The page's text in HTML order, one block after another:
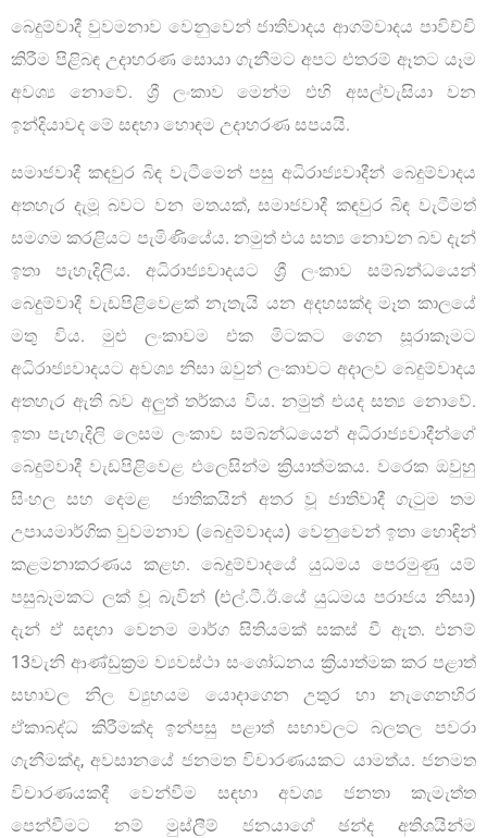
බෙදුම්වාදී වුවමනාව වෙනුවෙන් ජාතිවාදය ආගම්වාදය පාවිච්චි
කිරීම පිළිබඳ උදාහරණ සොයා ගැනීමට අපට එතරම් ඈතට යෑම
අවශ්‍ය නොවේ. ශ්‍රී ලංකාව මෙන්ම එහි අසල්වැසියා වන
ඉන්දියාවද මේ සඳහා හොඳම උදාහරණ සපයයි.
සමාජවාදී කඳවුර බිඳ වැටීමෙන් පසු අධිරාජ්‍යවාදීන් බෙදුම්වාදය
අතහැර දැමූ බවට වන මතයක්, සමාජවාදී කඳවුර බිඳ වැටීමත්
සමගම කරළියට පැමිණියේය. නමුත් එය සත්‍ය නොවන බව දැන්
ඉතා පැහැදිලිය. අධිරාජ්‍යවාදයට ශ්‍රී ලංකාව සම්බන්ධයෙන්
බෙදුම්වාදී වැඩපිළිවෙළක් නැතැයි යන අදහසක්ද මෑත කාලයේ
මතු විය. මුළු ලංකාවම එක මිටකට ගෙන සූරාකෑමට
අධිරාජ්‍යවාදයට අවශ්‍ය නිසා ඔවුන් ලංකාවට අදාලව බෙදුම්වාදය
අතහැර ඇති බව අලුත් තර්කය විය. නමුත් එයද සත්‍ය නොවේ.
ඉතා පැහැදිලි ලෙසම ලංකාව සම්බන්ධයෙන් අධිරාජ්‍යවාදීන්ගේ
බෙදුම්වාදී වැඩපිළිවෙළ එලෙසින්ම ක්‍රියාත්මකය. වරෙක ඔවුහු
සිංහල සහ දෙමළ ජාතිකයින් අතර වූ ජාතිවාදී ගැටුම තම
උපායමාර්ගික වුවමනාව (බෙදුම්වාදය) වෙනුවෙන් ඉතා හොඳින්
කළමනාකරණය කළහ. බෙදුම්වාදයේ යුධමය පෙරමුණු යම්
පසුබෑමකට ලක් වූ බැවින් (එල්.ටී.ඊ.යේ යුධමය පරාජය නිසා)
දැන් ඒ සඳහා වෙනම මාර්ග සිතියමක් සකස් වී ඇත. එනම්
13වැනි ආණ්ඩුක්‍රම ව්‍යවස්ථා සංශෝධනය ක්‍රියාත්මක කර පළාත්
සභාවල නිල ව්‍යුහයම යොදාගෙන උතුර හා නැගෙනහිර
ඒකාබද්ධ කිරීමක්ද ඉන්පසු පළාත් සභාවලට බලතල පවරා
ගැනීමක්ද, අවසානයේ ජනමත විචාරණයකට යාමත්ය. ජනමත
විචාරණයකදී වෙන්වීම සඳහා අවශ්‍ය ජනතා කැමැත්ත
පෙන්වීමට නම් මුස්ලීම් ජනයාගේ ඡන්ද අතිශයින්ම